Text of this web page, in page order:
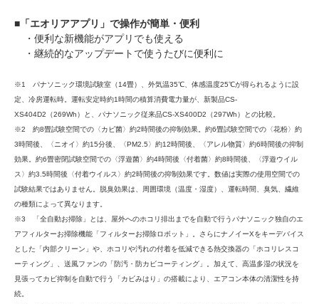
■ 「エオリアアプリ」で操作が簡単・便利
・便利な新機能がアプリでも使える
・継続的なアップデートで使うたびに便利に
※1 パナソニック環境試験室（14畳）、外気温35℃、体感温度25℃が得られるように設
定、冷房運転時。運転安定時約1時間の積算消費電力量が、新製品CS-
XS404D2（269Wh）と、パナソニック従来品CS-XS400D2（297Wh）との比較。
※2 約8畳試験空間での〈カビ菌〉約2時間後の抑制効果。約6畳試験空間での〈花粉〉約
3時間後、〈ニオイ〉約15分後、〈PM2.5〉約12時間後、〈アレル物質〉約6時間後の抑制
効果。約6畳密閉試験空間での〈浮遊菌〉約4時間後〈付着菌〉約8時間後、〈浮遊ウイル
ス〉約3.5時間後〈付着ウイルス〉約2時間後の抑制効果です。数値は実際の使用空間での
試験結果ではありません。脱臭効果は、周囲環境（温度・湿度）、運転時間、臭気、繊維
の種類によって異なります。
※3 「全自動お掃除」とは、屋外へのホコリ排出までを自動で行うパナソニック独自のエ
アフィルターお掃除機能「フィルターお掃除ロボット」。さらにナノイーXをキーデバイス
とした「内部クリーン」や、ホコリや汚れの付着を低減できる熱交換器の「ホコリレスコ
ーティング」、送風ファンの「防汚・防カビコーティング」。加えて、高温多湿の状況を
見張ってカビ抑制を自動で行う「カビみはり」の搭載により、エアコン本体の清潔性を持
続。